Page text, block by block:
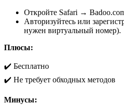
Откройте Safari →
Авторизуйтесь или
нужен виртуальный номер).
Плюсы:
✔️ Бесплатно
✔️ Не требует обходных методов
Минусы: